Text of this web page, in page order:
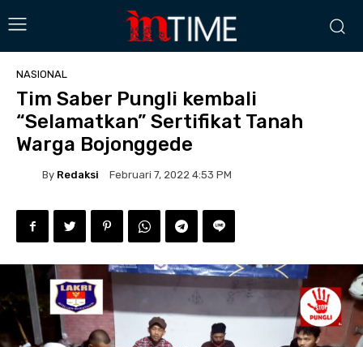
NASIONAL
Tim Saber Pungli kembali
“Selamatkan” Sertifikat Tanah
Warga Bojonggede
By Redaksi Februari 7, 2022 4:53 PM